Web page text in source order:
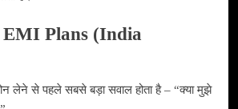
Plans (India
लेने से पहले सबसे बड़ा सवाल होता है – “क्या मुझे